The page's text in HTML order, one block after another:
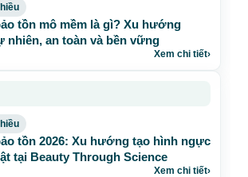
tồn mô mềm là gì? Xu hướng
nhiên, an toàn và bền vững
Xem chi tiết›
tồn 2026: Xu hướng tạo hình ngực
tại Beauty Through Science
Xem chi tiết›